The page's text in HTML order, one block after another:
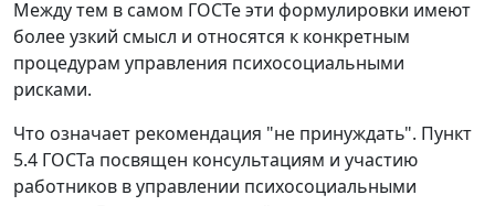
Между тем в самом ГОСТе эти формулировки имеют
более узкий смысл и относятся к конкретным
процедурам управления психосоциальными
рисками.
Что означает рекомендация "не принуждать". Пункт
5.4 ГОСТа посвящен консультациям и участию
работников в управлении психосоциальными